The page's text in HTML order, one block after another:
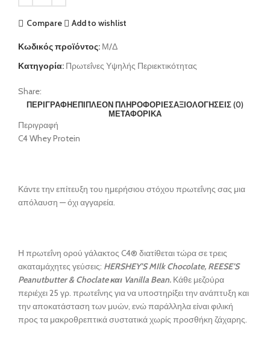
Compare Add to wishlist
Κωδικός προϊόντος: Μ/Δ
Κατηγορία: Πρωτεΐνες Υψηλής Περιεκτικότητας
Share:
ΠΕΡΙΓΡΑΦΉΕΠΙΠΛΈΟΝ ΠΛΗΡΟΦΟΡΊΕΣΑΞΙΟΛΟΓΉΣΕΙΣ (0)
ΜΕΤΑΦΟΡΙΚΑ
Περιγραφή
C4 Whey Protein
Κάντε την επίτευξη του ημερήσιου στόχου πρωτεΐνης σας μια
απόλαυση — όχι αγγαρεία.
Η πρωτεΐνη ορού γάλακτος C4® διατίθεται τώρα σε τρεις
ακαταμάχητες γεύσεις: HERSHEY’S MIlk Chocolate, REESE’S
Peanutbutter & Choclate και Vanilla Bean. Κάθε μεζούρα
περιέχει 25 γρ. πρωτεΐνης για να υποστηρίξει την ανάπτυξη και
την αποκατάσταση των μυών, ενώ παράλληλα είναι φιλική
προς τα μακροθρεπτικά συστατικά χωρίς προσθήκη ζάχαρης.